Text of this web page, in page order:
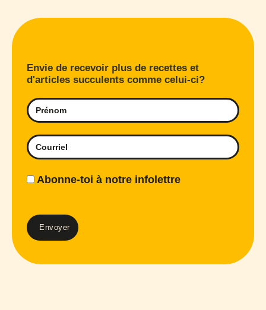
Envie de recevoir plus de recettes et
d'articles succulents comme celui-ci?
Abonne-toi à notre infolettre